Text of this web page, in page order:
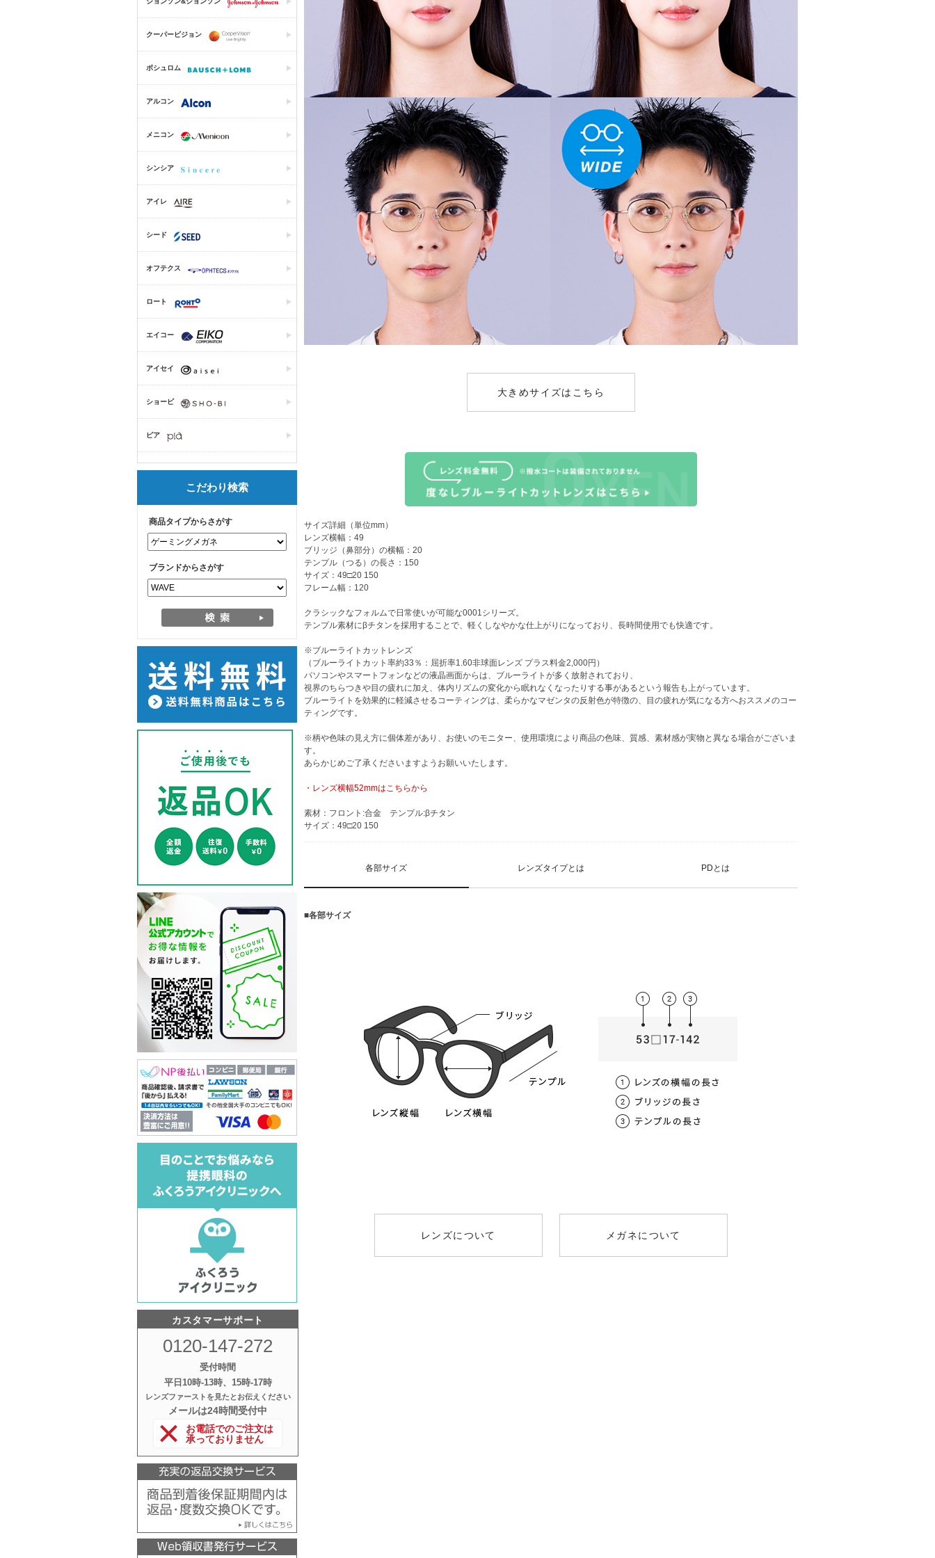
クーパービジョン
ボシュロム
アルコン
メニコン
シンシア
アイレ
シード
オフテクス
ロート
エイコー
アイセイ
ショービ
ピア
こだわり検索
商品タイプからさがす
ブランドからさがす
カスタマーサポート
0120-147-272
受付時間
平日10時‐13時、15時‐17時
レンズファーストを見たとお伝えください
メールは24時間受付中
お電話でのご注文は
承っておりません
大きめサイズはこちら
サイズ詳細（単位mm）
レンズ横幅：49
ブリッジ（鼻部分）の横幅：20
テンプル（つる）の長さ：150
サイズ：49□20 150
フレーム幅：120
クラシックなフォルムで日常使いが可能な0001シリーズ。
テンプル素材にβチタンを採用することで、軽くしなやかな仕上がりになっており、長時間使用でも快適です。
※ブルーライトカットレンズ
（ブルーライトカット率約33％：屈折率1.60非球面レンズ プラス料金2,000円）
パソコンやスマートフォンなどの液晶画面からは、ブルーライトが多く放射されており、
視界のちらつきや目の疲れに加え、体内リズムの変化から眠れなくなったりする事があるという報告も上がっています。
ブルーライトを効果的に軽減させるコーティングは、柔らかなマゼンタの反射色が特徴の、目の疲れが気になる方へおススメのコー
ティングです。
※柄や色味の見え方に個体差があり、お使いのモニター、使用環境により商品の色味、質感、素材感が実物と異なる場合がございま
す。
あらかじめご了承くださいますようお願いいたします。
・レンズ横幅52mmはこちらから
素材：フロント:合金 テンプル:βチタン
サイズ：49□20 150
各部サイズ レンズタイプとは PDとは
■各部サイズ
薄型非球面レンズ
レンズタイプ 取扱度数
（ブルーライトカット）
遠方視用の眼鏡（通常用）の日本人の平均値
レンズについて メガネについて